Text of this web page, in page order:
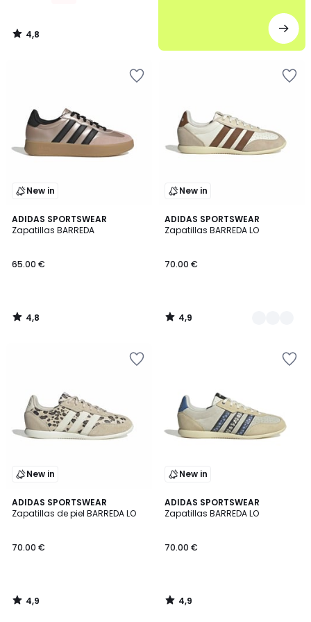
4,8
/
New in
ADIDAS SPORTSWEAR
Zapatillas BARREDA
65.00 €
4,8
/ 5
4,8
/
New in
ADIDAS SPORTSWEAR
Zapatillas BARREDA LO
70.00 €
4,9
/ 5
2
Colores
4,9
/
New in
ADIDAS SPORTSWEAR
Zapatillas de piel BARREDA LO
70.00 €
4,9
/ 5
4,9
/
New in
ADIDAS SPORTSWEAR
Zapatillas BARREDA LO
70.00 €
4,9
/ 5
4,9
/